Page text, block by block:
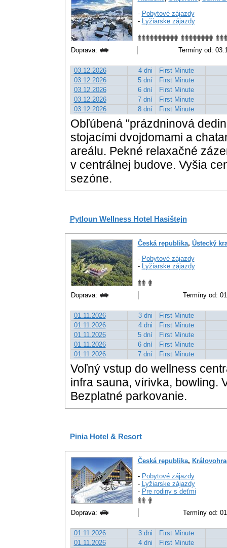
- Pobytové zájazdy
- Lyžiarske zájazdy
Doprava: Termíny od:
03.12.2026 4 dni
First Minute
03.12.2026
5 dní
First Minute
03.12.2026
6 dní
First Minute
03.12.2026
7 dní
First Minute
03.12.2026
8 dní First Minute
Obľúbená "prázdninová
stojacími dvojdomami a
areálu. Pekné relaxačné
v centrálnej budove. Vyšia
sezóne.
Pytloun Wellness Hotel Hasištejn
Česká republika, Ústecký
- Pobytové zájazdy
- Lyžiarske zájazdy
Doprava: Termíny od:
01.11.2026 3 dni
First Minute
01.11.2026
4 dni
First Minute
01.11.2026
5 dní
First Minute
01.11.2026
6 dní
First Minute
01.11.2026
7 dní First Minute
Voľný vstup do wellness
infra sauna, vírivka, bowling.
Bezplatné parkovanie.
Pinia Hotel & Resort
Česká republika,
- Pobytové zájazdy
- Lyžiarske zájazdy
- Pre rodiny s deťmi
Doprava: Termíny od:
01.11.2026 3 dni
First Minute
01.11.2026
4 dni
First Minute